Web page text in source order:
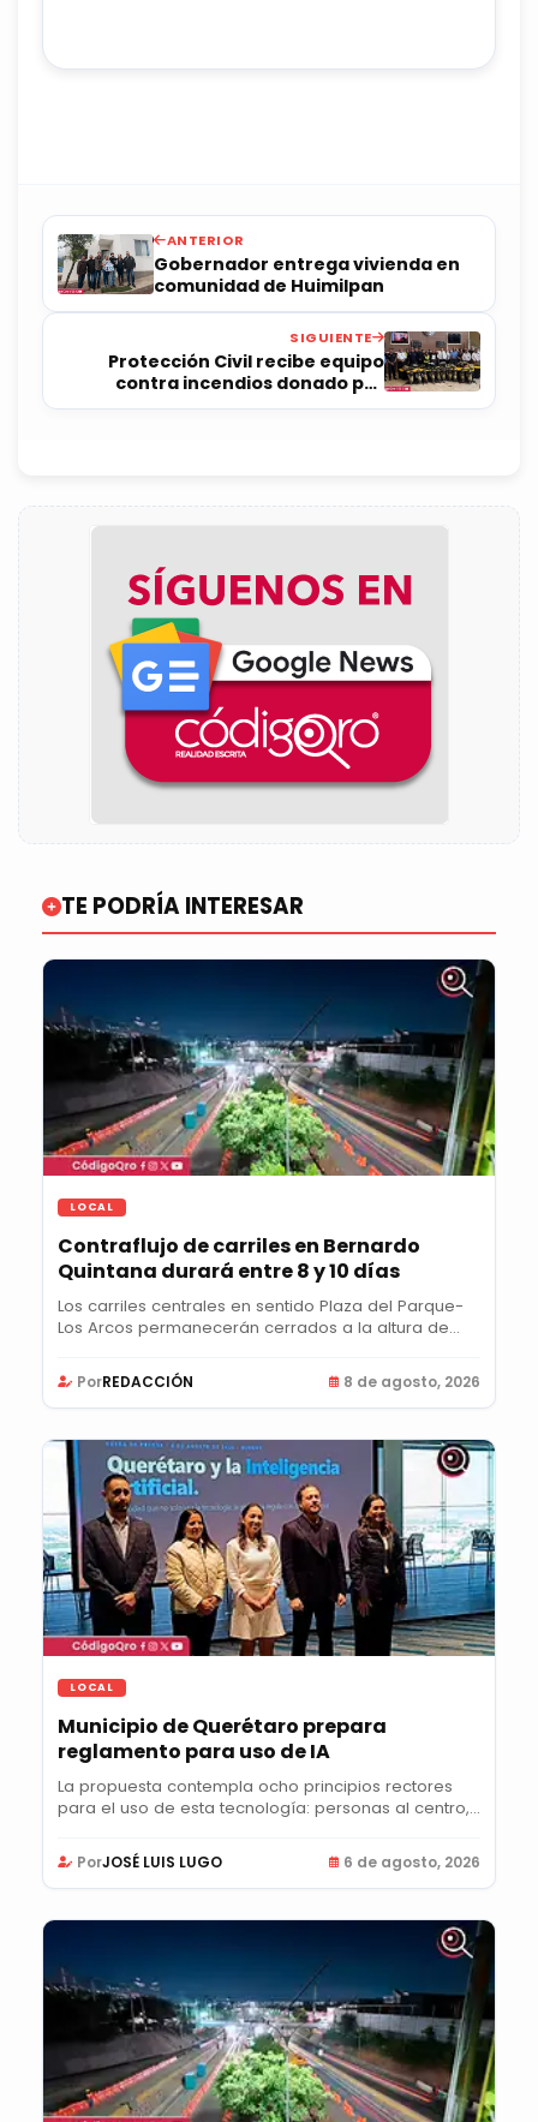
ANTERIOR
Gobernador entrega vivienda en
comunidad de Huimilpan
SIGUIENTE
Protección Civil recibe equipo
contra incendios donado por
Laredo, Texas
TE PODRÍA INTERESAR
LOCAL
Contraflujo de carriles en Bernardo
Quintana durará entre 8 y 10 días
Los carriles centrales en sentido Plaza del Parque-
Los Arcos permanecerán cerrados a la altura de...
PorREDACCIÓN 8 de agosto, 2026
LOCAL
Municipio de Querétaro prepara
reglamento para uso de IA
La propuesta contempla ocho principios rectores
para el uso de esta tecnología: personas al centro,...
PorJOSÉ LUIS LUGO 6 de agosto, 2026